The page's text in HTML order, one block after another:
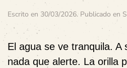
Escrito en 30/03/2026. Publicado en
El agua se ve tranquila. A
nada que alerte. La orilla